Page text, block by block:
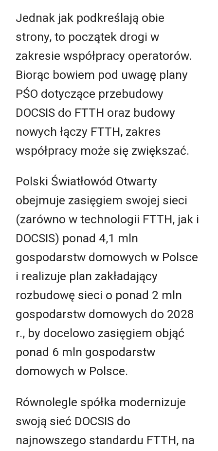
Jednak jak podkreślają obie
strony, to początek drogi w
zakresie współpracy operatorów.
Biorąc bowiem pod uwagę plany
PŚO dotyczące przebudowy
DOCSIS do FTTH oraz budowy
nowych łączy FTTH, zakres
współpracy może się zwiększać.
Polski Światłowód Otwarty
obejmuje zasięgiem swojej sieci
(zarówno w technologii FTTH, jak i
DOCSIS) ponad 4,1 mln
gospodarstw domowych w Polsce
i realizuje plan zakładający
rozbudowę sieci o ponad 2 mln
gospodarstw domowych do 2028
r., by docelowo zasięgiem objąć
ponad 6 mln gospodarstw
domowych w Polsce.
Równolegle spółka modernizuje
swoją sieć DOCSIS do
najnowszego standardu FTTH, na